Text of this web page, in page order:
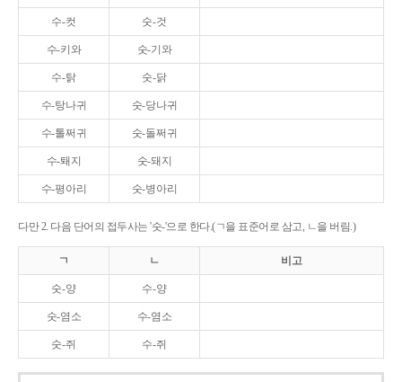
수-컷 숫-것
수-키와 숫-기와
수-탉 숫-닭
수-탕나귀 숫-당나귀
수-톨쩌귀 숫-돌쩌귀
수-퇘지 숫-돼지
수-평아리 숫-병아리
다만 2. 다음 단어의 접두사는 '숫-'으로 한다.(ㄱ을 표준어로 삼고, ㄴ을 버림.)
ㄱ ㄴ 비고
숫-양 수-양
숫-염소 수-염소
숫-쥐 수-쥐